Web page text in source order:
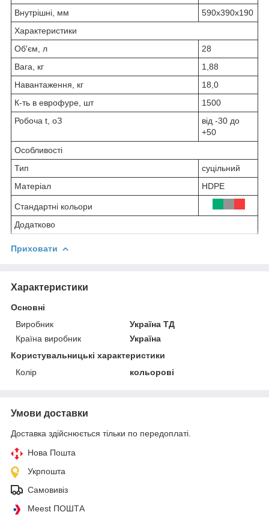
Внутрішні, мм
590х390х190
Характеристики
Об'єм, л
28
Вага, кг
1,88
Навантаження, кг
18,0
К-ть в еврофуре, шт
1500
Робоча t, oЗ
від -30 до
+50
Особливості
Тип
суцільний
Матеріал
HDPE
Стандартні кольори
Додатково
Приховати
Характеристики
Основні
Виробник
Україна ТД
Країна виробник
Україна
Користувальницькі характеристики
Колір
кольорові
Умови доставки
Доставка здійснюється тільки по передоплаті.
Нова Пошта
Укрпошта
Самовивіз
Meest ПОШТА